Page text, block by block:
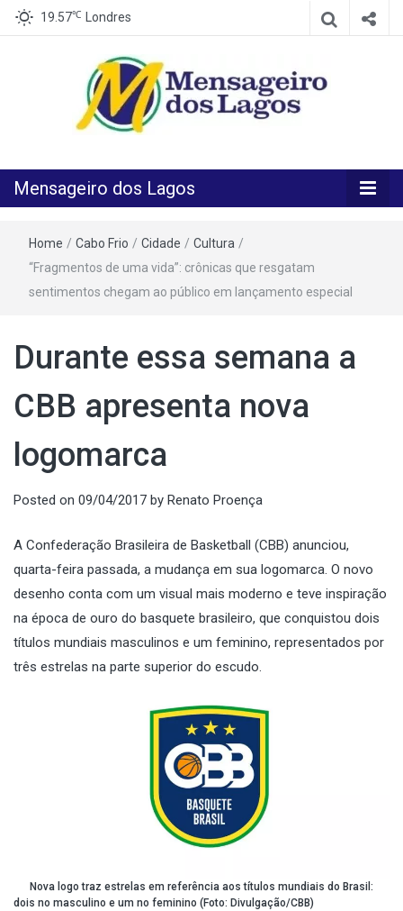
19.57℃ Londres
Mensageiro
dos Lagos
Mensageiro dos Lagos
Home / Cabo Frio / Cidade / Cultura /
“Fragmentos de uma vida”: crônicas que resgatam
sentimentos chegam ao público em lançamento especial
Durante essa semana a
CBB apresenta nova
logomarca
Posted on 09/04/2017 by Renato Proença
A Confederação Brasileira de Basketball (CBB) anunciou,
quarta-feira passada, a mudança em sua logomarca. O novo
desenho conta com um visual mais moderno e teve inspiração
na época de ouro do basquete brasileiro, que conquistou dois
títulos mundiais masculinos e um feminino, representados por
três estrelas na parte superior do escudo.
Nova logo traz estrelas em referência aos títulos mundiais do Brasil:
dois no masculino e um no feminino (Foto: Divulgação/CBB)